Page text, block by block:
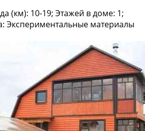
(км): 10-19; Этажей в доме: 1;
Экспериментальные материалы